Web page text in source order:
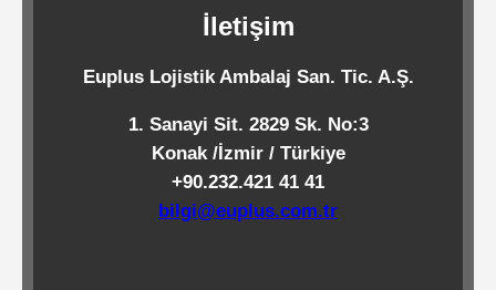
Ürünleri
Temizlik
Kimyasalları
Endüstriyel
İletişim
Euplus Lojistik Ambalaj San. Tic. A.Ş.
1. Sanayi Sit. 2829 Sk. No:3
Konak /İzmir / Türkiye
+90.232.421 41 41
bilgi@euplus.com.tr